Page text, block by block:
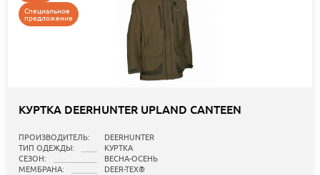
Специальное
предложение
КУРТКА DEERHUNTER UPLAND CANTEEN
ПРОИЗВОДИТЕЛЬ:
DEERHUNTER
ТИП ОДЕЖДЫ:
КУРТКА
СЕЗОН:
ВЕСНА-ОСЕНЬ
МЕМБРАНА:
DEER-TEX®